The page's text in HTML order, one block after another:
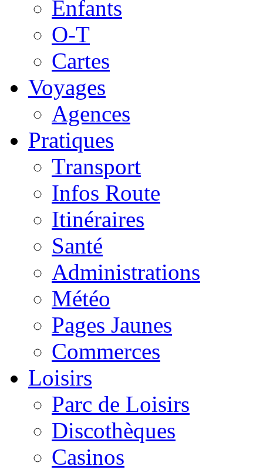
Enfants
O-T
Cartes
Voyages
Agences
Pratiques
Transport
Infos Route
Itinéraires
Santé
Administrations
Météo
Pages Jaunes
Commerces
Loisirs
Parc de Loisirs
Discothèques
Casinos